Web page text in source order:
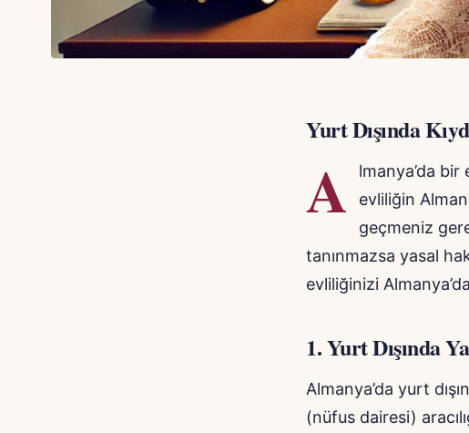
Yurt Dışında
A
lmanya’da bir
evliliğin
geçmeniz
tanınmazsa yasal
evliliğinizi
1.Yurt Dışında
Almanya’da yurt
(nüfus dairesi)